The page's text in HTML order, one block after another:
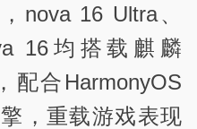
nova 16 Ultra、
16均搭载麒麟
配合HarmonyOS
，重载游戏表现